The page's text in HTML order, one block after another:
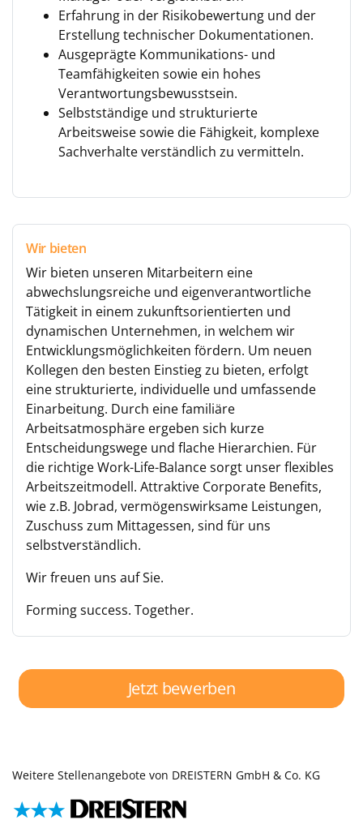
Erfahrung in der Risikobewertung und der
Erstellung technischer Dokumentationen.
Ausgeprägte Kommunikations- und
Teamfähigkeiten sowie ein hohes
Verantwortungsbewusstsein.
Selbstständige und strukturierte
Arbeitsweise sowie die Fähigkeit, komplexe
Sachverhalte verständlich zu vermitteln.
Wir bieten
Wir bieten unseren Mitarbeitern eine
abwechslungsreiche und eigenverantwortliche
Tätigkeit in einem zukunftsorientierten und
dynamischen Unternehmen, in welchem wir
Entwicklungsmöglichkeiten fördern. Um neuen
Kollegen den besten Einstieg zu bieten, erfolgt
eine strukturierte, individuelle und umfassende
Einarbeitung. Durch eine familiäre
Arbeitsatmosphäre ergeben sich kurze
Entscheidungswege und flache Hierarchien. Für
die richtige Work-Life-Balance sorgt unser flexibles
Arbeitszeitmodell. Attraktive Corporate Benefits,
wie z.B. Jobrad, vermögenswirksame Leistungen,
Zuschuss zum Mittagessen, sind für uns
selbstverständlich.
Wir freuen uns auf Sie.
Forming success. Together.
Jetzt bewerben
Weitere Stellenangebote von DREISTERN GmbH & Co. KG